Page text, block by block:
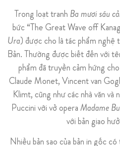
Trong loạt tranh Ba mươi sáu
bức “The Great Wave off
Ura) được cho là tác phẩm
Bản. Thường được biết đến với
phẩm đã truyền cảm hứng
Claude Monet, Vincent van
Klimt, cũng như các nhà văn và
Puccini với vở opera Madame
với bản giao
Nhiều bản sao của bản in gốc